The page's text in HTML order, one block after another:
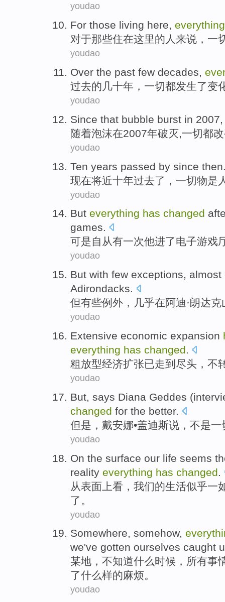
youdao
For those living here, everything
对于那些住在这里的人来说， 一
youdao
Over the past few decades,
过去的 几十年， 一切都发生了变
youdao
Since that bubble burst in
随着泡沫在2007年破灭,一切都
youdao
Ten years passed by since
现在将近十年过去了 ， 一切物是
youdao
But everything has changed
games.
可是自从有一次他进了电子游戏
youdao
But with few exceptions, almost
Adirondacks.
但有些例外 ， 几乎在阿迪·朗达
youdao
Extensive economic expansion
everything has changed.
粗放型经济扩张已走到 尽头 ， 不
youdao
But, says Diana Geddes
changed for the better.
但是 ， 戴安娜•盖迪斯说 ， 不是一
youdao
On the surface our life seems
reality everything has changed
从表面上看 ， 我们的生活似乎一
了。
youdao
Somewhere, somehow,
we've gotten ourselves caught
某地 ， 不知道什么时候 ， 所有事
了什么样的麻烦。
youdao